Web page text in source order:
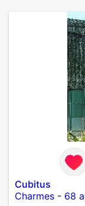
Cubitus
Charmes - 68